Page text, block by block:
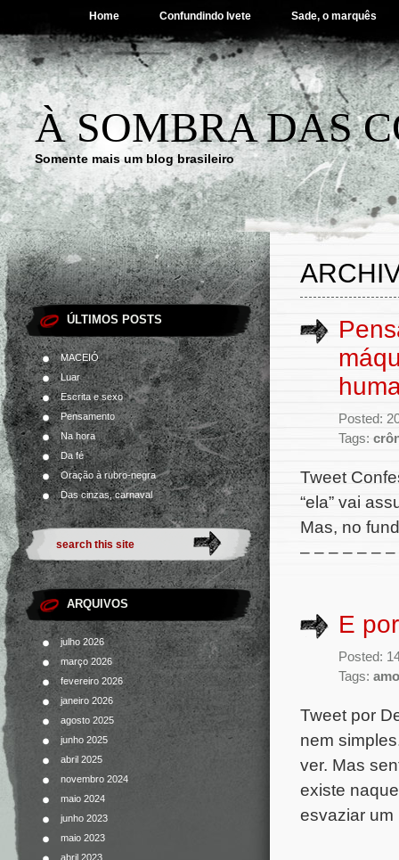
Home Confundindo Ivete Sade, o marquês
À SOMBRA DAS
Somente mais um blog brasileiro
ÚLTIMOS POSTS
MACEIÓ
Luar
Escrita e sexo
Pensamento
Na hora
Da fé
Oração à rubro-negra
Das cinzas, carnaval
ARQUIVOS
julho 2026
março 2026
fevereiro 2026
janeiro 2026
agosto 2025
junho 2025
abril 2025
novembro 2024
maio 2024
junho 2023
maio 2023
abril 2023
Posted:
Tags:
Tweet
“ela” vai
Mas, no
– – – – – –
E
Posted:
Tags:
Tweet por
nem
ver. Mas
existe
esvaziar